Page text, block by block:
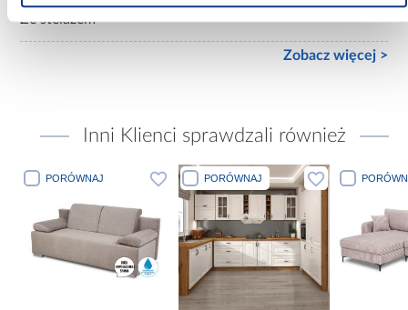
Ze stelażem
Zobacz więcej >
Inni Klienci sprawdzali również
PORÓWNAJ PORÓWNAJ